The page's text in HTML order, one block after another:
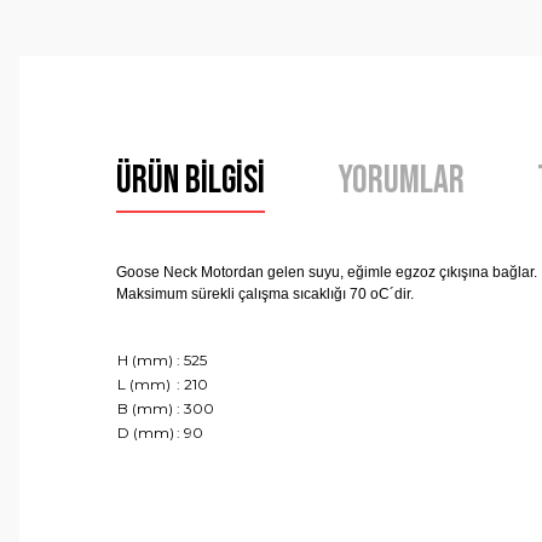
Ürün Bilgisi Yorumlar
Goose Neck Motordan gelen suyu, eğimle egzoz çıkışına bağlar.
Maksimum sürekli çalışma sıcaklığı 70 oC´dir.
H (mm) : 525
L (mm) : 210
B (mm) : 300
D (mm) : 90